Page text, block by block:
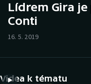
Hokej
Lídrem Gira
Conti
16. 5. 2019
Videa k tématu